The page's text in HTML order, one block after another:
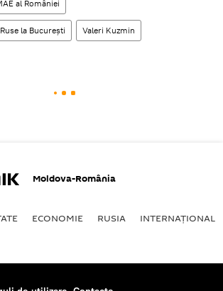
al României
la București Valeri Kuzmin
Moldova-România
ECONOMIE RUSIA INTERNAŢIONAL